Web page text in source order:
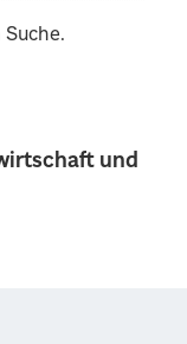
und